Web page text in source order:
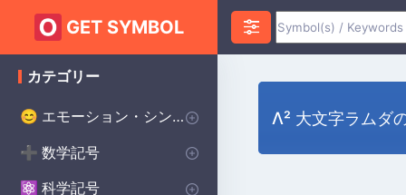
GET SYMBOL
Λ² 大文字ラムダ
カテゴリー
😊 エモーション・シンボル
♥ ハートのシンボル
❤️ 愛のシンボル
😡 怒りのシンボル
😰 不安のシンボル
😀 ハッピーシンボル
😰 悲しいシンボル
😲 サプライズシンボル
😨 恐怖のシンボル
😊 スマイリーシンボル
💌 誓いのシンボル
🔴 幸運のシンボル
➕ 数学記号
♾️ インフィニティ・シンボル
∑ 代数記号
⌀ 幾何学記号
π 円周率記号
Δ デルタ記号
√ 平方根記号
α アルファシンボル
> より大きい記号
< より小さい記号
Σ シグマシンボル
± プラスマイナス記号
÷ 除算記号
λ ラムダ記号
P(A)統計記号
∑ 合計記号
⚛️ 科学記号